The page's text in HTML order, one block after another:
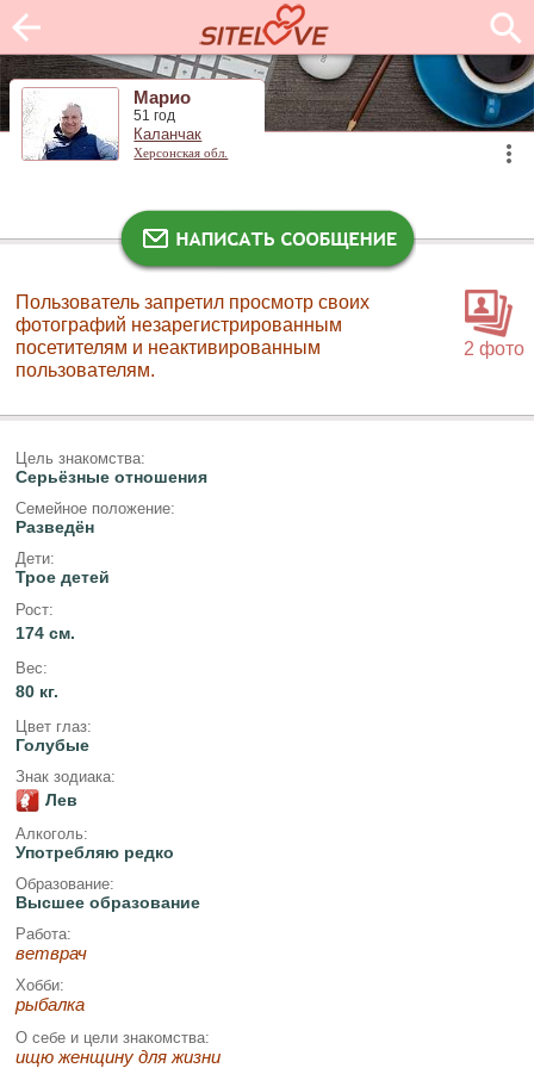
Марио
51 год
Каланчак
Херсонская обл.
2 фото
Пользователь запретил просмотр своих
фотографий незарегистрированным
посетителям и неактивированным
пользователям.
Цель знакомства:
Серьёзные отношения
Семейное положение:
Разведён
Дети:
Трое детей
Рост:
174 см.
Вес:
80 кг.
Цвет глаз:
Голубые
Знак зодиака:
Лев
Алкоголь:
Употребляю редко
Образование:
Высшее образование
Работа:
ветврач
Хобби:
рыбалка
О себе и цели знакомства:
ищю женщину для жизни